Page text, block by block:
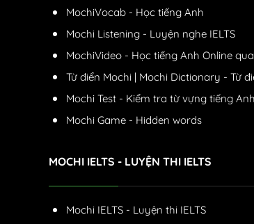
MochiVocab - Học tiếng Anh
Mochi Listening - Luyện nghe IELTS
MochiVideo - Học tiếng Anh Online
Từ điển Mochi | Mochi Dictionary - Từ
Mochi Test - Kiểm tra từ vựng tiếng Anh
Mochi Game - Hidden words
MOCHI IELTS - LUYỆN THI IELTS
Mochi IELTS - Luyện thi IELTS